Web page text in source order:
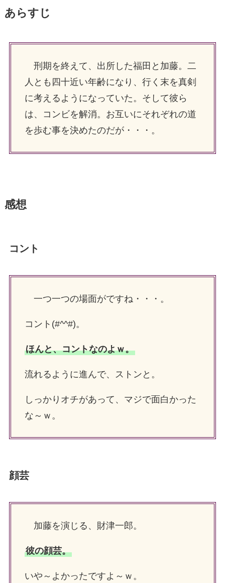
あらすじ
刑期を終えて、出所した福田と加藤。二
人とも四十近い年齢になり、行く末を真剣
に考えるようになっていた。そして彼ら
は、コンビを解消。お互いにそれぞれの道
を歩む事を決めたのだが・・・。
感想
コント
一つ一つの場面がですね・・・。
コント(#^^#)。
ほんと、コントなのよｗ。
流れるように進んで、ストンと。
しっかりオチがあって、マジで面白かった
な～ｗ。
顔芸
加藤を演じる、財津一郎。
彼の顔芸。
いや～よかったですよ～ｗ。